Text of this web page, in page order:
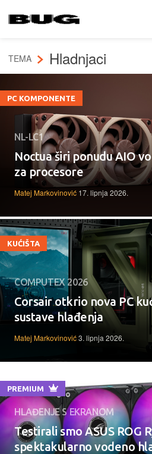
TEMA Hladnjaci
PC KOMPONENTE
NL-LC1
Noctua širi ponudu AIO
za procesore
Matej Markovinović 17. lipnja 2026.
KUĆIŠTA
COMPUTEX 2026
Corsair otkrio nova PC
sustave hlađenja
Matej Markovinović3. lipnja 2026.
PREMIUM
HLAĐENJE S EKRANOM
Testirali smo ASUS ROG
spektakularno vodeno